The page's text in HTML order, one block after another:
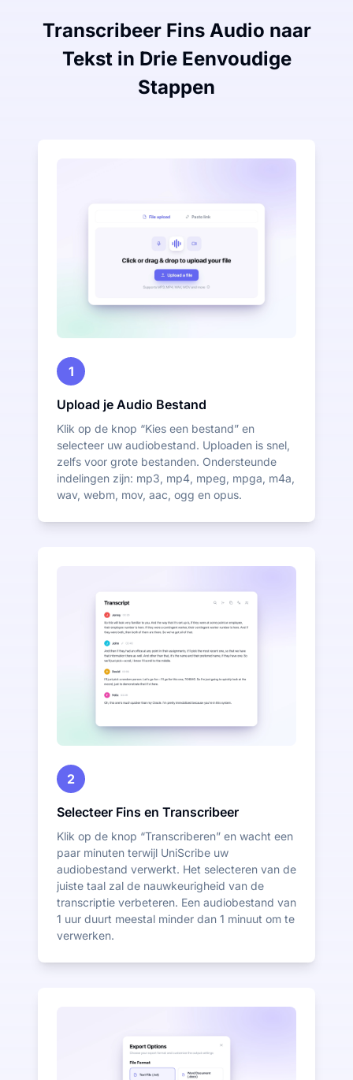
Transcribeer Fins Audio naar
Tekst in Drie Eenvoudige
Stappen
1
Upload je Audio Bestand
Klik op de knop “Kies een bestand” en
selecteer uw audiobestand. Uploaden is snel,
zelfs voor grote bestanden. Ondersteunde
indelingen zijn: mp3, mp4, mpeg, mpga, m4a,
wav, webm, mov, aac, ogg en opus.
2
Selecteer Fins en Transcribeer
Klik op de knop “Transcriberen” en wacht een
paar minuten terwijl UniScribe uw
audiobestand verwerkt. Het selecteren van de
juiste taal zal de nauwkeurigheid van de
transcriptie verbeteren. Een audiobestand van
1 uur duurt meestal minder dan 1 minuut om te
verwerken.